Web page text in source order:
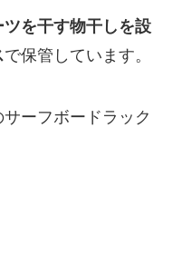
を干す物干しを設
で保管しています。
ーフボードラック